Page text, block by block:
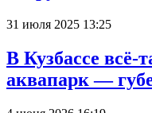
31 июля 2025 13:25
В Кузбассе всё-
аквапарк —